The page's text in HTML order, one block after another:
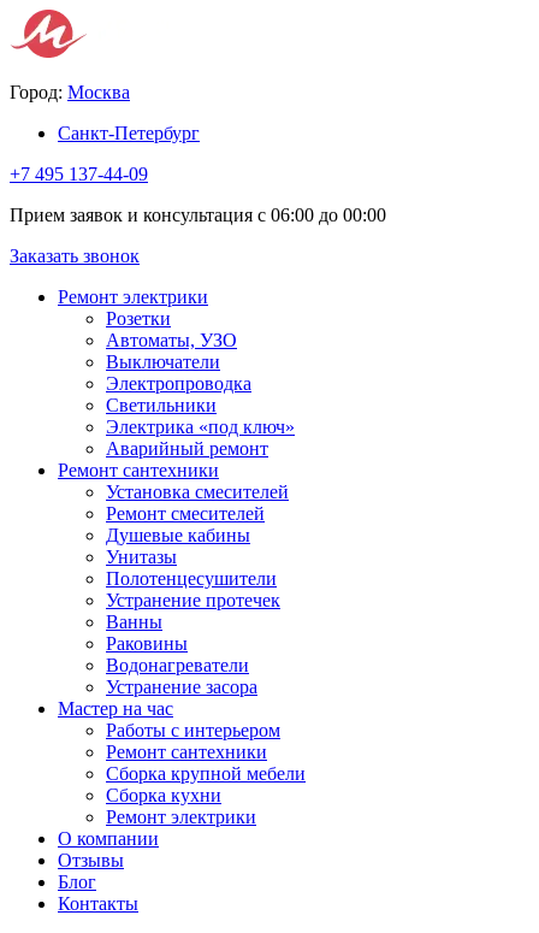
Город: Москва
Санкт-Петербург
+7 495 137-44-09
Прием заявок и консультация с 06:00 до 00:00
Заказать звонок
Ремонт электрики
Розетки
Автоматы, УЗО
Выключатели
Электропроводка
Светильники
Электрика «под ключ»
Аварийный ремонт
Ремонт сантехники
Установка смесителей
Ремонт смесителей
Душевые кабины
Унитазы
Полотенцесушители
Устранение протечек
Ванны
Раковины
Водонагреватели
Устранение засора
Мастер на час
Работы с интерьером
Ремонт сантехники
Сборка крупной мебели
Сборка кухни
Ремонт электрики
О компании
Отзывы
Блог
Контакты